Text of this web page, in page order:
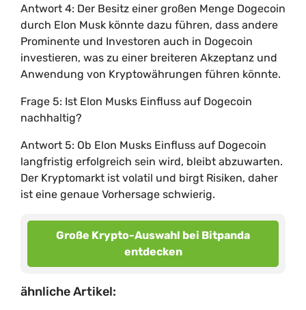
Antwort 4: Der Besitz einer großen Menge Dogecoin
durch Elon Musk könnte dazu führen, dass andere
Prominente und Investoren auch in Dogecoin
investieren, was zu einer breiteren Akzeptanz und
Anwendung von Kryptowährungen führen könnte.
Frage 5: Ist Elon Musks Einfluss auf Dogecoin
nachhaltig?
Antwort 5: Ob Elon Musks Einfluss auf Dogecoin
langfristig erfolgreich sein wird, bleibt abzuwarten.
Der Kryptomarkt ist volatil und birgt Risiken, daher
ist eine genaue Vorhersage schwierig.
Große Krypto-Auswahl bei Bitpanda
entdecken
ähnliche Artikel: